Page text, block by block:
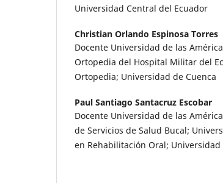
Universidad Central del Ecuador
Christian Orlando Espinosa Torres
Docente Universidad de las
Ortopedia del Hospital Militar del
Ortopedia; Universidad de Cuenca
Paul Santiago Santacruz Escobar
Docente Universidad de las
de Servicios de Salud Bucal;
en Rehabilitación Oral; Universidad